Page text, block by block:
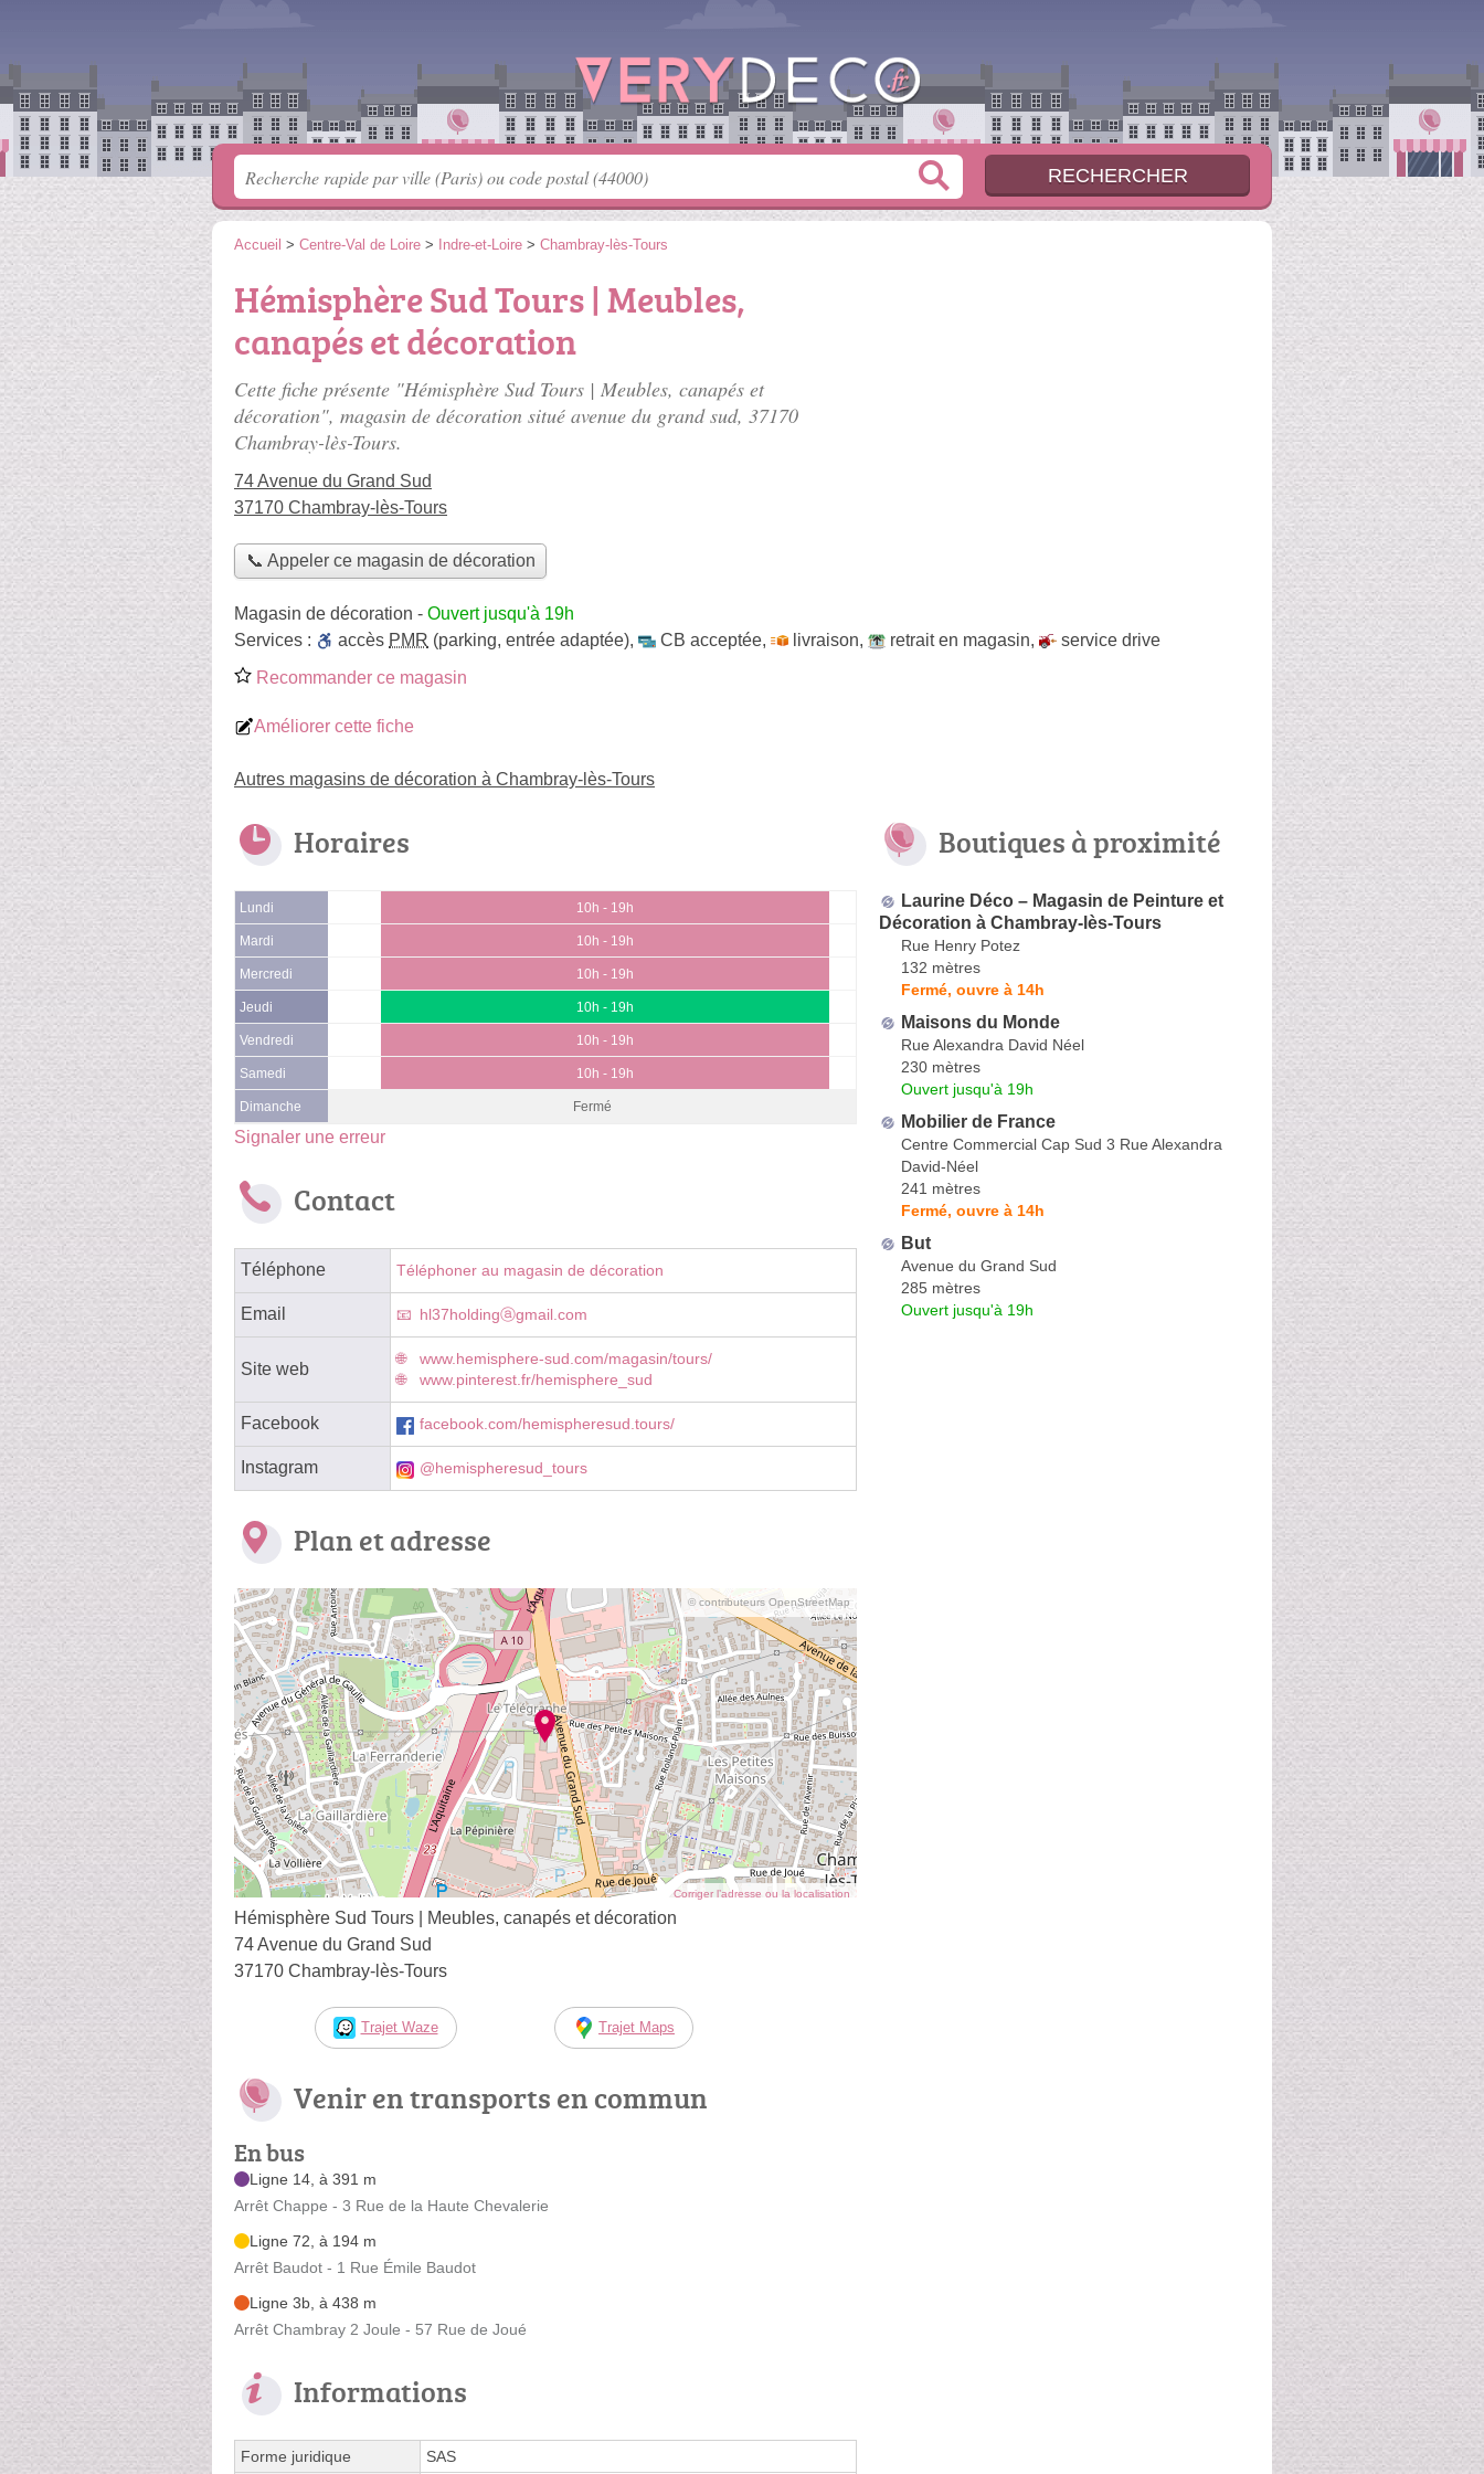
Accueil > Centre-Val de Loire > Indre-et-Loire > Chambray-lès-Tours
Hémisphère Sud Tours | Meubles,
canapés et décoration
Cette fiche présente "Hémisphère Sud Tours | Meubles, canapés et
décoration", magasin de décoration situé avenue du grand sud, 37170
Chambray-lès-Tours.
74 Avenue du Grand Sud
37170 Chambray-lès-Tours
📞 Appeler ce magasin de décoration
Magasin de décoration - Ouvert jusqu'à 19h
Services :
accès PMR (parking, entrée adaptée), CB acceptée, livraison, retrait en magasin,
service drive
Recommander ce magasin
Améliorer cette fiche
Autres magasins de décoration à Chambray-lès-Tours
Horaires
Lundi 10h - 19h
Mardi 10h - 19h
Mercredi 10h - 19h
Jeudi 10h - 19h
Vendredi 10h - 19h
Samedi 10h - 19h
Dimanche Fermé
Signaler une erreur
Contact
Téléphone Téléphoner au magasin de décoration
Email hl37holdingⓐgmail.com
Site web
www.hemisphere-sud.com/magasin/tours/
www.pinterest.fr/hemisphere_sud
Facebook facebook.com/hemispheresud.tours/
Instagram @hemispheresud_tours
Plan et adresse
© contributeurs OpenStreetMap
Corriger l’adresse ou la localisation
Hémisphère Sud Tours | Meubles, canapés et décoration
74 Avenue du Grand Sud
37170 Chambray-lès-Tours
Trajet Waze Trajet Maps
Venir en transports en commun
En bus
Ligne 14, à 391 m
Arrêt Chappe - 3 Rue de la Haute Chevalerie
Ligne 72, à 194 m
Arrêt Baudot - 1 Rue Émile Baudot
Ligne 3b, à 438 m
Arrêt Chambray 2 Joule - 57 Rue de Joué
Informations
Forme juridique SAS
Boutiques à proximité
Laurine Déco – Magasin de Peinture et
Décoration à Chambray-lès-Tours
Rue Henry Potez
132 mètres
Fermé, ouvre à 14h
Maisons du Monde
Rue Alexandra David Néel
230 mètres
Ouvert jusqu'à 19h
Mobilier de France
Centre Commercial Cap Sud 3 Rue Alexandra
David-Néel
241 mètres
Fermé, ouvre à 14h
But
Avenue du Grand Sud
285 mètres
Ouvert jusqu'à 19h